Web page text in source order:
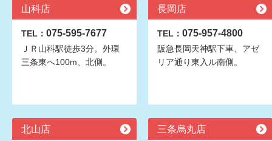
山科店
TEL： 075-595-7677
ＪＲ山科駅徒歩3分。外環
三条東へ100m、北側。
長岡店
TEL： 075-957-4800
阪急長岡天神駅下車、アゼ
リア通り東入ル南側。
北山店 三条烏丸店